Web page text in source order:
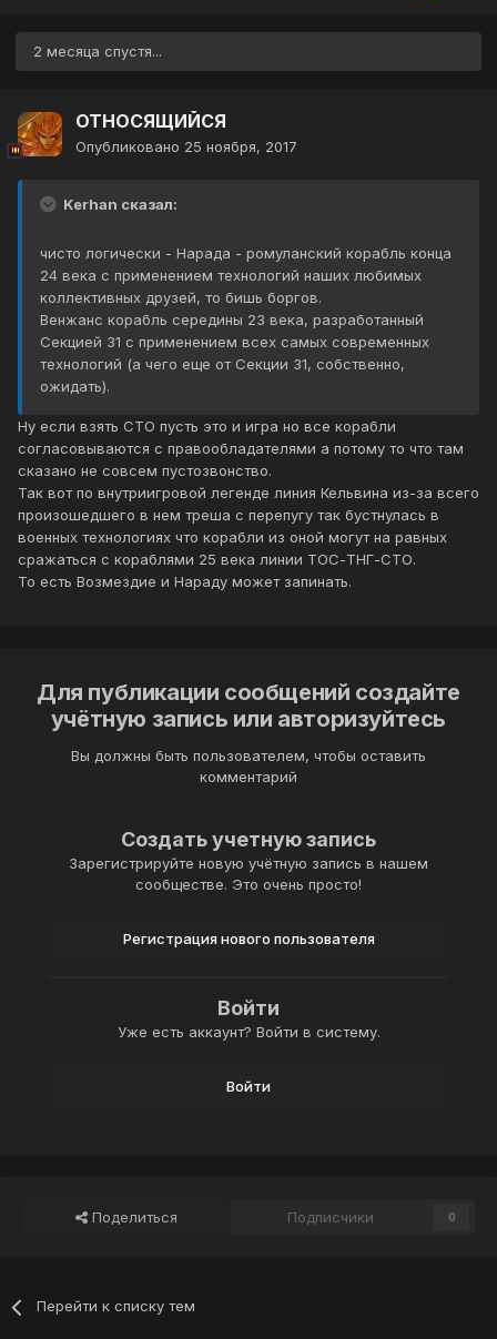
2 месяца спустя...
ОТНОСЯЩИЙСЯ
Опубликовано 25 ноября, 2017
Kerhan сказал:
чисто логически - Нарада - ромуланский корабль конца
24 века с применением технологий наших любимых
коллективных друзей, то бишь боргов.
Венжанс корабль середины 23 века, разработанный
Секцией 31 с применением всех самых современных
технологий (а чего еще от Секции 31, собственно,
ожидать).
Ну если взять СТО пусть это и игра но все корабли
согласовываются с правообладателями а потому то что там
сказано не совсем пустозвонство.
Так вот по внутриигровой легенде линия Кельвина из-за всего
произошедшего в нем треша с перепугу так бустнулась в
военных технологиях что корабли из оной могут на равных
сражаться с кораблями 25 века линии ТОС-ТНГ-СТО.
То есть Возмездие и Нараду может запинать.
Для публикации сообщений создайте
учётную запись или авторизуйтесь
Вы должны быть пользователем, чтобы оставить
комментарий
Создать учетную запись
Зарегистрируйте новую учётную запись в нашем
сообществе. Это очень просто!
Регистрация нового пользователя
Войти
Уже есть аккаунт? Войти в систему.
Войти
Поделиться Подписчики 0
Перейти к списку тем